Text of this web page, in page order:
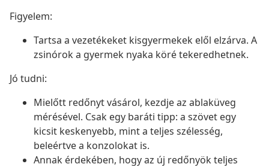
Figyelem:
Tartsa a vezetékeket kisgyermekek elől elzárva. A
zsinórok a gyermek nyaka köré tekeredhetnek.
Jó tudni:
Mielőtt redőnyt vásárol, kezdje az ablaküveg
mérésével. Csak egy baráti tipp: a szövet egy
kicsit keskenyebb, mint a teljes szélesség,
beleértve a konzolokat is.
Annak érdekében, hogy az új redőnyök teljes